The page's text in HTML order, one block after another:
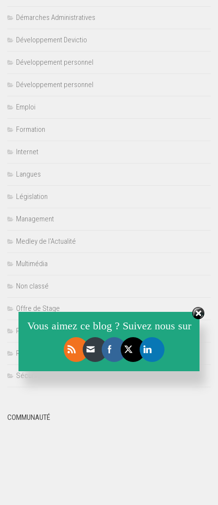
Démarches Administratives
Développement Devictio
Développement personnel
Développement personnel
Emploi
Formation
Internet
Langues
Législation
Management
Medley de l'Actualité
Multimédia
Non classé
Offre de Stage
Politique
Référencement
Sécurité
COMMUNAUTÉ
Vous aimez ce blog ? Suivez nous sur